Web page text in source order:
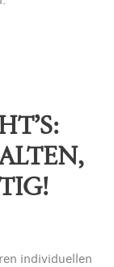
individuellen